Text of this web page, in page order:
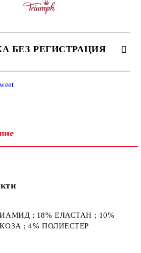
БЕЗ РЕГИСТРАЦИЯ
; 18% ЕЛАСТАН ; 10%
; 4% ПОЛИЕСТЕР